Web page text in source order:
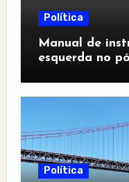
Política
Manual de
esquerda no
Política